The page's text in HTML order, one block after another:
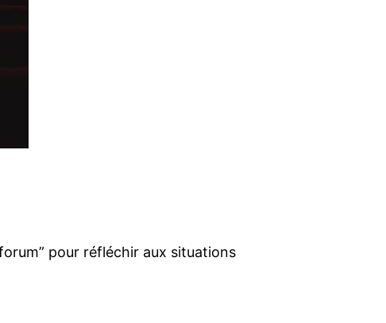
pour réfléchir aux situations